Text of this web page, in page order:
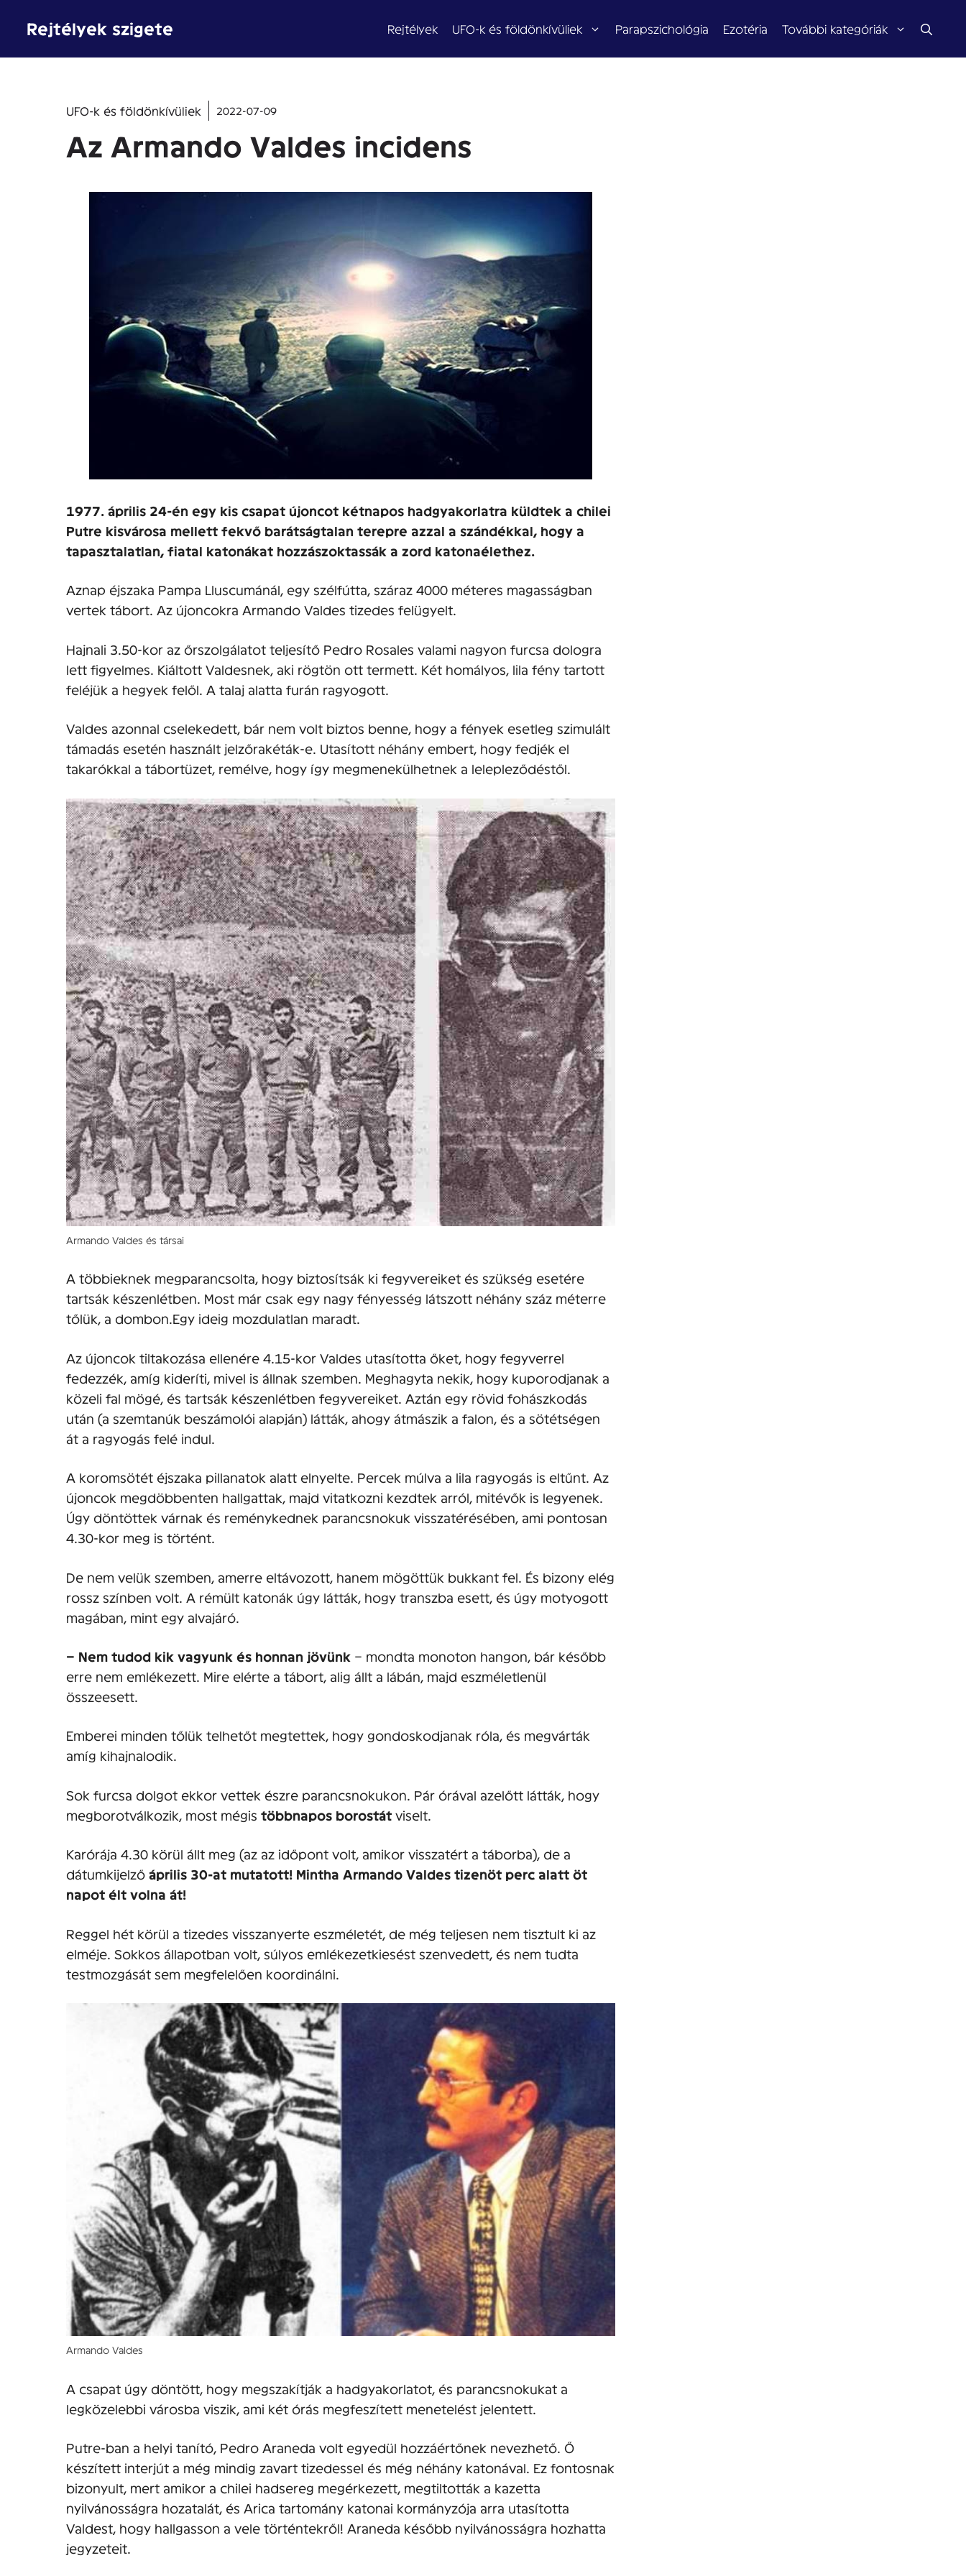
Rejtélyek szigete Rejtélyek UFO-k és földönkívüliek Parapszichológia Ezotéria További kategóriák
UFO-k és földönkívüliek 2022-07-09
Az Armando Valdes incidens
1977. április 24-én egy kis csapat újoncot kétnapos hadgyakorlatra küldtek a chilei
Putre kisvárosa mellett fekvő barátságtalan terepre azzal a szándékkal, hogy a
tapasztalatlan, fiatal katonákat hozzászoktassák a zord katonaélethez.
Aznap éjszaka Pampa Lluscumánál, egy szélfútta, száraz 4000 méteres magasságban
vertek tábort. Az újoncokra Armando Valdes tizedes felügyelt.
Hajnali 3.50-kor az őrszolgálatot teljesítő Pedro Rosales valami nagyon furcsa dologra
lett figyelmes. Kiáltott Valdesnek, aki rögtön ott termett. Két homályos, lila fény tartott
feléjük a hegyek felől. A talaj alatta furán ragyogott.
Valdes azonnal cselekedett, bár nem volt biztos benne, hogy a fények esetleg szimulált
támadás esetén használt jelzőrakéták-e. Utasított néhány embert, hogy fedjék el
takarókkal a tábortüzet, remélve, hogy így megmenekülhetnek a lelepleződéstől.
Armando Valdes és társai
A többieknek megparancsolta, hogy biztosítsák ki fegyvereiket és szükség esetére
tartsák készenlétben. Most már csak egy nagy fényesség látszott néhány száz méterre
tőlük, a dombon.Egy ideig mozdulatlan maradt.
Az újoncok tiltakozása ellenére 4.15-kor Valdes utasította őket, hogy fegyverrel
fedezzék, amíg kideríti, mivel is állnak szemben. Meghagyta nekik, hogy kuporodjanak a
közeli fal mögé, és tartsák készenlétben fegyvereiket. Aztán egy rövid fohászkodás
után (a szemtanúk beszámolói alapján) látták, ahogy átmászik a falon, és a sötétségen
át a ragyogás felé indul.
A koromsötét éjszaka pillanatok alatt elnyelte. Percek múlva a lila ragyogás is eltűnt. Az
újoncok megdöbbenten hallgattak, majd vitatkozni kezdtek arról, mitévők is legyenek.
Úgy döntöttek várnak és reménykednek parancsnokuk visszatérésében, ami pontosan
4.30-kor meg is történt.
De nem velük szemben, amerre eltávozott, hanem mögöttük bukkant fel. És bizony elég
rossz színben volt. A rémült katonák úgy látták, hogy transzba esett, és úgy motyogott
magában, mint egy alvajáró.
– Nem tudod kik vagyunk és honnan jövünk – mondta monoton hangon, bár később
erre nem emlékezett. Mire elérte a tábort, alig állt a lábán, majd eszméletlenül
összeesett.
Emberei minden tőlük telhetőt megtettek, hogy gondoskodjanak róla, és megvárták
amíg kihajnalodik.
Sok furcsa dolgot ekkor vettek észre parancsnokukon. Pár órával azelőtt látták, hogy
megborotválkozik, most mégis többnapos borostát viselt.
Karórája 4.30 körül állt meg (az az időpont volt, amikor visszatért a táborba), de a
dátumkijelző április 30-at mutatott! Mintha Armando Valdes tizenöt perc alatt öt
napot élt volna át!
Reggel hét körül a tizedes visszanyerte eszméletét, de még teljesen nem tisztult ki az
elméje. Sokkos állapotban volt, súlyos emlékezetkiesést szenvedett, és nem tudta
testmozgását sem megfelelően koordinálni.
Armando Valdes
A csapat úgy döntött, hogy megszakítják a hadgyakorlatot, és parancsnokukat a
legközelebbi városba viszik, ami két órás megfeszített menetelést jelentett.
Putre-ban a helyi tanító, Pedro Araneda volt egyedül hozzáértőnek nevezhető. Ő
készített interjút a még mindig zavart tizedessel és még néhány katonával. Ez fontosnak
bizonyult, mert amikor a chilei hadsereg megérkezett, megtiltották a kazetta
nyilvánosságra hozatalát, és Arica tartomány katonai kormányzója arra utasította
Valdest, hogy hallgasson a vele történtekről! Araneda később nyilvánosságra hozhatta
jegyzeteit.